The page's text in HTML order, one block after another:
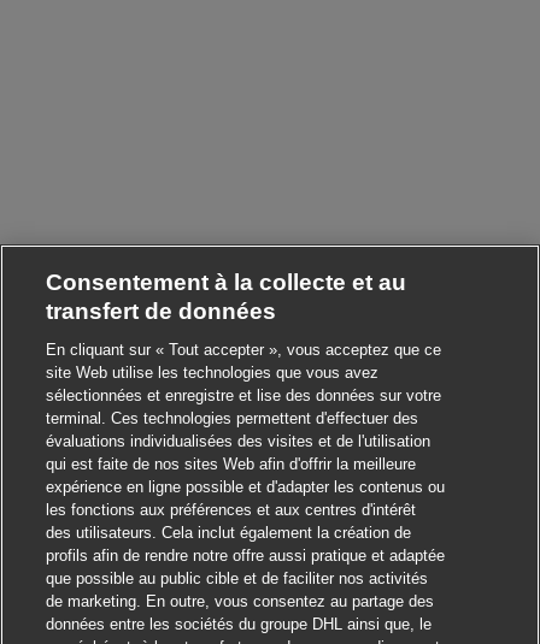
Consentement à la collecte et au
transfert de données
En cliquant sur « Tout accepter », vous acceptez que ce
site Web utilise les technologies que vous avez
sélectionnées et enregistre et lise des données sur votre
terminal. Ces technologies permettent d'effectuer des
évaluations individualisées des visites et de l'utilisation
qui est faite de nos sites Web afin d'offrir la meilleure
expérience en ligne possible et d'adapter les contenus ou
les fonctions aux préférences et aux centres d'intérêt
des utilisateurs. Cela inclut également la création de
profils afin de rendre notre offre aussi pratique et adaptée
que possible au public cible et de faciliter nos activités
de marketing. En outre, vous consentez au partage des
données entre les sociétés du groupe DHL ainsi que, le